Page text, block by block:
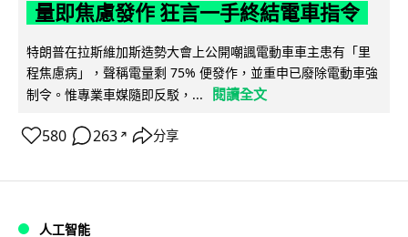
量即焦慮發作 狂言一手終結電車指令
特朗普在拉斯維加斯造勢大會上公開嘲諷電動車車主患有「里
程焦慮病」，聲稱電量剩 75% 便發作，並重申已廢除電動車強
制令。惟專業車媒隨即反駁，...
閱讀全文
580 263 ↗ 分享
人工智能